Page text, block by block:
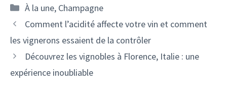
Catégories
À la une, Champagne
Navigation
des
articles
Comment l’acidité affecte votre vin et comment
les vignerons essaient de la contrôler
Découvrez les vignobles à Florence, Italie : une
expérience inoubliable